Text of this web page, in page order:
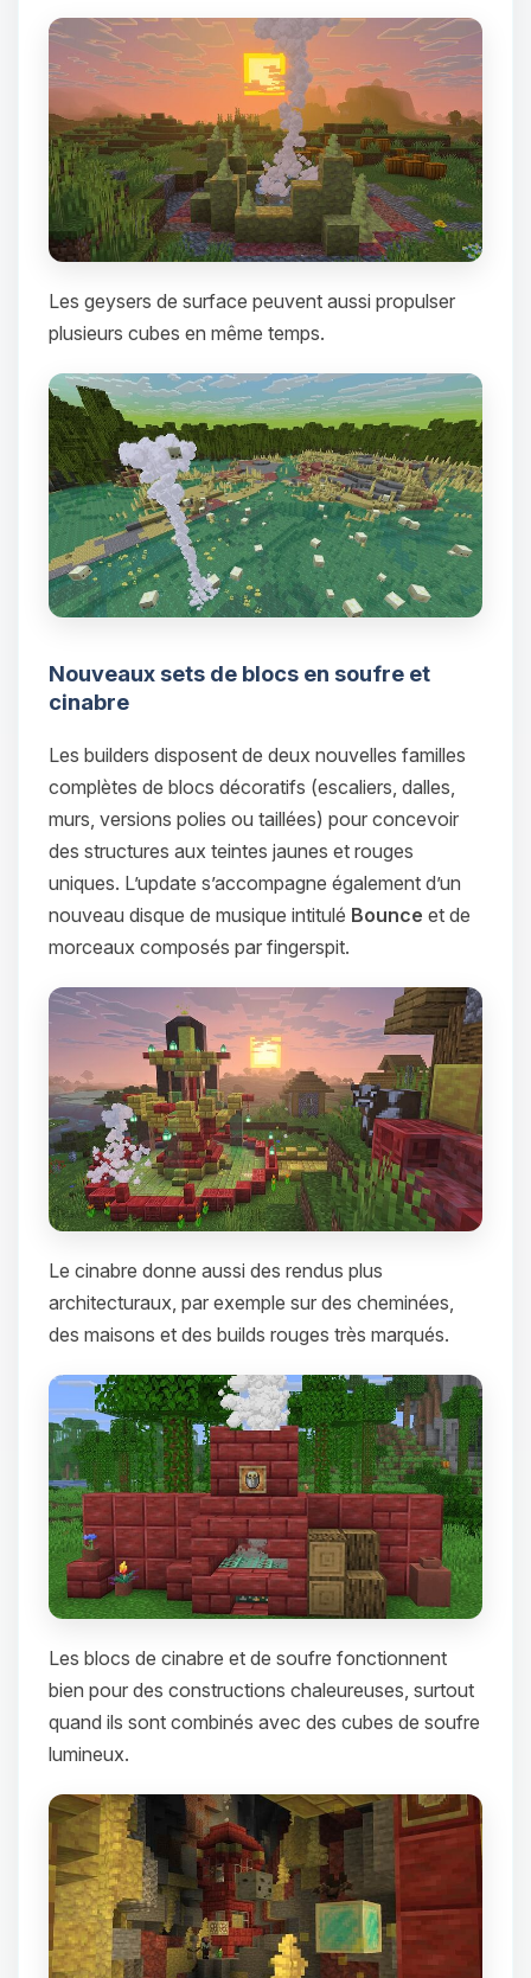
Les geysers de surface peuvent aussi propulser
plusieurs cubes en même temps.
Nouveaux sets de blocs en soufre et
cinabre
Les builders disposent de deux nouvelles familles
complètes de blocs décoratifs (escaliers, dalles,
murs, versions polies ou taillées) pour concevoir
des structures aux teintes jaunes et rouges
uniques. L’update s’accompagne également d’un
nouveau disque de musique intitulé Bounce et de
morceaux composés par fingerspit.
Le cinabre donne aussi des rendus plus
architecturaux, par exemple sur des cheminées,
des maisons et des builds rouges très marqués.
Les blocs de cinabre et de soufre fonctionnent
bien pour des constructions chaleureuses, surtout
quand ils sont combinés avec des cubes de soufre
lumineux.
assistant BoxToPlay. Dis-moi ce dont
tu as besoin et je vais remuer mes
petits circuits pour t’aider.
06/08/2026 à 16:07